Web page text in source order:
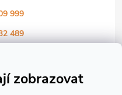
zobrazovat
999
489
CHN_CZ